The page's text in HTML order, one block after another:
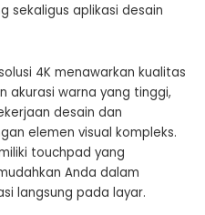
sekaligus aplikasi desain
4K menawarkan kualitas
akurasi warna yang tinggi,
desain dan
elemen visual kompleks.
touchpad yang
Anda dalam
langsung pada layar.